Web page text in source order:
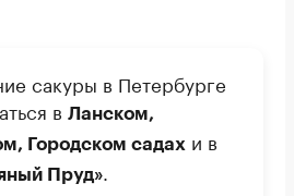
сакуры в Петербурге
в Ланском,
Городском садах и в
Пруд»